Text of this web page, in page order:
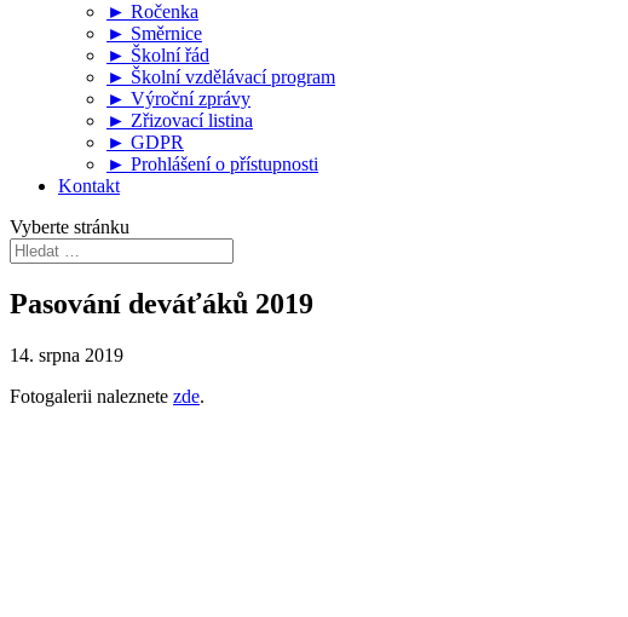
► Ročenka
► Směrnice
► Školní řád
► Školní vzdělávací program
► Výroční zprávy
► Zřizovací listina
► GDPR
► Prohlášení o přístupnosti
Kontakt
Vyberte stránku
Pasování deváťáků 2019
14. srpna 2019
Fotogalerii naleznete zde.